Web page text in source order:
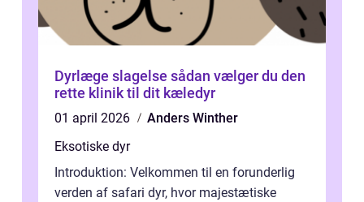
Dyrlæge slagelse sådan vælger du den
rette klinik til dit kæledyr
01 april 2026
Anders Winther
Eksotiske dyr
Introduktion: Velkommen til en forunderlig
verden af safari dyr, hvor majestætiske